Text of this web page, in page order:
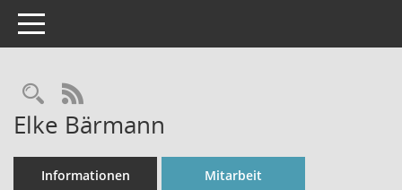
Toggle navigation
Rechercheauswahl
RSS-Feed
Elke Bärmann
Informationen Mitarbeit